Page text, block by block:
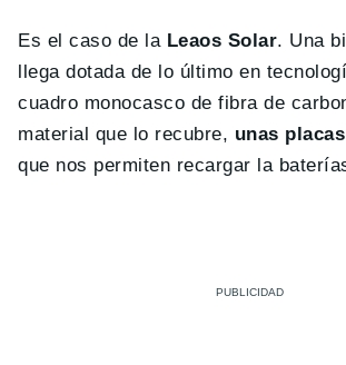
Es el caso de la Leaos Solar. Una
llega dotada de lo último en
cuadro monocasco de fibra de
material que lo recubre, unas
que nos permiten recargar la